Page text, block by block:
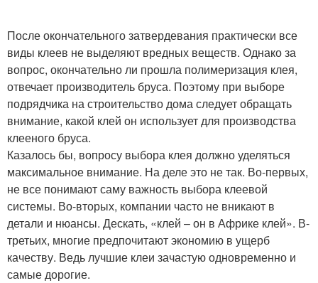
После окончательного затвердевания практически все
виды клеев не выделяют вредных веществ. Однако за
вопрос, окончательно ли прошла полимеризация клея,
отвечает производитель бруса. Поэтому при выборе
подрядчика на строительство дома следует обращать
внимание, какой клей он использует для производства
клееного бруса.
Казалось бы, вопросу выбора клея должно уделяться
максимальное внимание. На деле это не так. Во-первых,
не все понимают саму важность выбора клеевой
системы. Во-вторых, компании часто не вникают в
детали и нюансы. Дескать, «клей – он в Африке клей». В-
третьих, многие предпочитают экономию в ущерб
качеству. Ведь лучшие клеи зачастую одновременно и
самые дорогие.